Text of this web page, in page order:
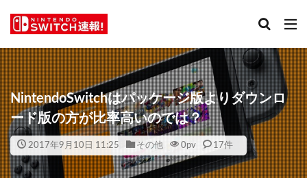
NintendoSwitchはパッケージ版よりダウンロ
ード版の方が比率高いのでは？
2017年9月10日 11:25 その他 0pv 17件